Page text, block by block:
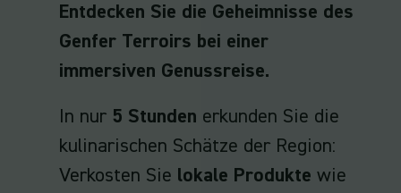
Entdecken Sie die Geheimnisse des
Genfer Terroirs bei einer
immersiven Genussreise.
In nur 5 Stunden erkunden Sie die
kulinarischen Schätze der Region:
Verkosten Sie lokale Produkte wie